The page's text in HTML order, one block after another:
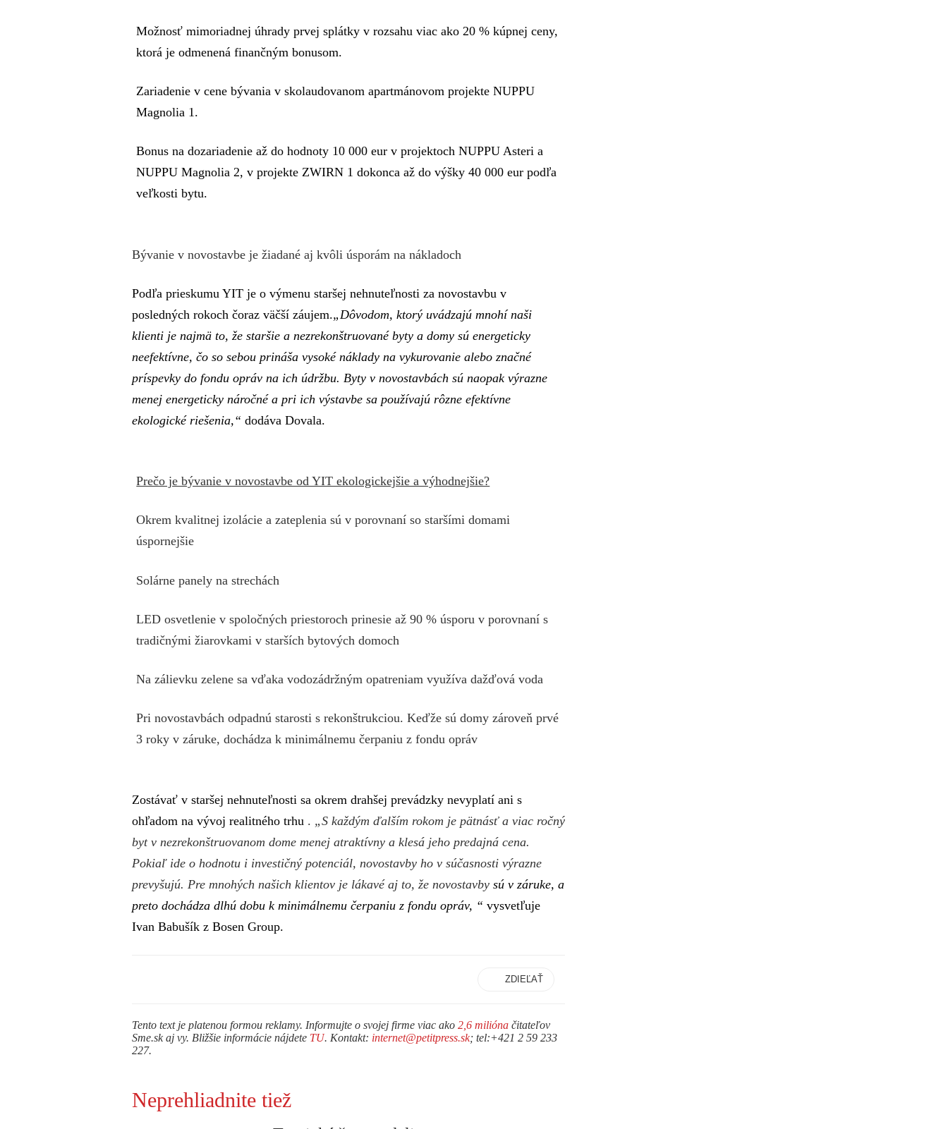
Možnosť mimoriadnej úhrady prvej splátky v rozsahu viac ako 20 % kúpnej ceny,
ktorá je odmenená finančným bonusom.
Zariadenie v cene bývania v skolaudovanom apartmánovom projekte NUPPU
Magnolia 1.
Bonus na dozariadenie až do hodnoty 10 000 eur v projektoch NUPPU Asteri a
NUPPU Magnolia 2, v projekte ZWIRN 1 dokonca až do výšky 40 000 eur podľa
veľkosti bytu.
Bývanie v novostavbe je žiadané aj kvôli úsporám na nákladoch
Podľa prieskumu YIT je o výmenu staršej nehnuteľnosti za novostavbu v
posledných rokoch čoraz väčší záujem.„Dôvodom, ktorý uvádzajú mnohí naši
klienti je najmä to, že staršie a nezrekonštruované byty a domy sú energeticky
neefektívne, čo so sebou prináša vysoké náklady na vykurovanie alebo značné
príspevky do fondu opráv na ich údržbu. Byty v novostavbách sú naopak výrazne
menej energeticky náročné a pri ich výstavbe sa používajú rôzne efektívne
ekologické riešenia,“ dodáva Dovala.
Prečo je bývanie v novostavbe od YIT ekologickejšie a výhodnejšie?
Okrem kvalitnej izolácie a zateplenia sú v porovnaní so staršími domami
úspornejšie
Solárne panely na strechách
LED osvetlenie v spoločných priestoroch prinesie až 90 % úsporu v porovnaní s
tradičnými žiarovkami v starších bytových domoch
Na zálievku zelene sa vďaka vodozádržným opatreniam využíva dažďová voda
Pri novostavbách odpadnú starosti s rekonštrukciou. Keďže sú domy zároveň prvé
3 roky v záruke, dochádza k minimálnemu čerpaniu z fondu opráv
Zostávať v staršej nehnuteľnosti sa okrem drahšej prevádzky nevyplatí ani s
ohľadom na vývoj realitného trhu . „S každým ďalším rokom je pätnásť a viac ročný
byt v nezrekonštruovanom dome menej atraktívny a klesá jeho predajná cena.
Pokiaľ ide o hodnotu i investičný potenciál, novostavby ho v súčasnosti výrazne
prevyšujú. Pre mnohých našich klientov je lákavé aj to, že novostavby sú v záruke, a
preto dochádza dlhú dobu k minimálnemu čerpaniu z fondu opráv, “ vysvetľuje
Ivan Babušík z Bosen Group.
ZDIEĽAŤ
Tento text je platenou formou reklamy. Informujte o svojej firme viac ako 2,6 milióna čitateľov
Sme.sk aj vy. Bližšie informácie nájdete TU. Kontakt: internet@petitpress.sk; tel:+421 2 59 233
227.
Neprehliadnite tiež